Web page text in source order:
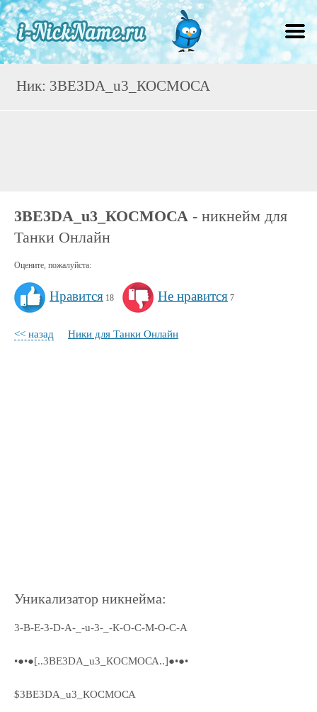
Ник: 3ВЕ3DА_u3_КОСМОСА
3ВЕ3DА_u3_КОСМОСА - никнейм для
Танки Онлайн
Оцените, пожалуйста:
Нравится 18 Не нравится 7
<< назад Ники для Танки Онлайн
Уникализатор никнейма:
3-В-Е-3-D-А-_-u-3-_-К-О-С-М-О-С-А
•●•●[..3ВЕ3DА_u3_КОСМОСА..]●•●•
$3ВЕ3DА_u3_КОСМОСА